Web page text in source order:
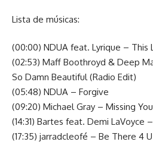
Lista de músicas:
(00:00) NDUA feat. Lyrique – This
(02:53) Maff Boothroyd & Deep
So Damn Beautiful (Radio Edit)
(05:48) NDUA – Forgive
(09:20) Michael Gray – Missing
(14:31) Bartes feat. Demi LaVoyce
(17:35) jarradcleofé – Be There 4 U